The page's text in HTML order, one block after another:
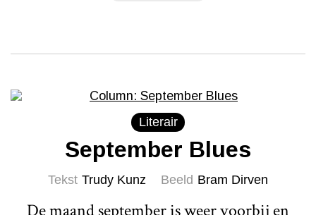
Literair
September Blues
Tekst Trudy Kunz Beeld Bram Dirven
De maand september is weer voorbij en